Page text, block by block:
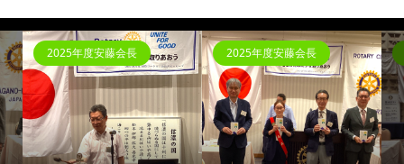
2025年度安藤会長 2025年度安藤会長